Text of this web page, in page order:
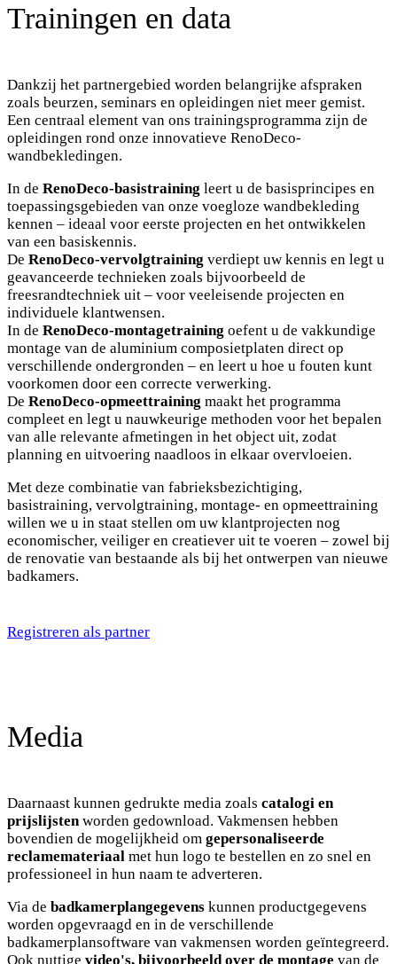
Trainingen en data
Dankzij het partnergebied worden belangrijke afspraken
zoals beurzen, seminars en opleidingen niet meer gemist.
Een centraal element van ons trainingsprogramma zijn de
opleidingen rond onze innovatieve RenoDeco-
wandbekledingen.
In de RenoDeco-basistraining leert u de basisprincipes en
toepassingsgebieden van onze voegloze wandbekleding
kennen – ideaal voor eerste projecten en het ontwikkelen
van een basiskennis.
De RenoDeco-vervolgtraining verdiept uw kennis en legt u
geavanceerde technieken zoals bijvoorbeeld de
freesrandtechniek uit – voor veeleisende projecten en
individuele klantwensen.
In de RenoDeco-montagetraining oefent u de vakkundige
montage van de aluminium composietplaten direct op
verschillende ondergronden – en leert u hoe u fouten kunt
voorkomen door een correcte verwerking.
De RenoDeco-opmeettraining maakt het programma
compleet en legt u nauwkeurige methoden voor het bepalen
van alle relevante afmetingen in het object uit, zodat
planning en uitvoering naadloos in elkaar overvloeien.
Met deze combinatie van fabrieksbezichtiging,
basistraining, vervolgtraining, montage- en opmeettraining
willen we u in staat stellen om uw klantprojecten nog
economischer, veiliger en creatiever uit te voeren – zowel bij
de renovatie van bestaande als bij het ontwerpen van nieuwe
badkamers.
Registreren als partner
Media
Daarnaast kunnen gedrukte media zoals catalogi en
prijslijstenworden gedownload. Vakmensen hebben
bovendien de mogelijkheid om gepersonaliseerde
reclamemateriaal met hun logo te bestellen en zo snel en
professioneel in hun naam te adverteren.
Via de badkamerplangegevens kunnen productgegevens
worden opgevraagd en in de verschillende
badkamerplansoftware van vakmensen worden geïntegreerd.
Ook nuttige video's, bijvoorbeeld over de montage van de